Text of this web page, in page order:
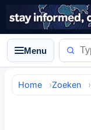
Menu
Home Zoeken